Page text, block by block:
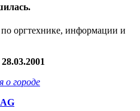
оргтехнике, информации и
о городе